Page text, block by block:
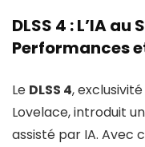
DLSS 4 : L’IA
Performances
Le DLSS 4,
Lovelace, introduit
assisté par IA. Avec